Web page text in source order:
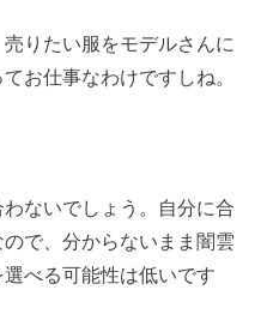
りたい服をモデルさんに
お仕事なわけですしね。
ないでしょう。自分に合
で、分からないまま闇雲
べる可能性は低いです